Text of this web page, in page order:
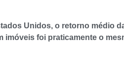
Unidos, o retorno médio
imóveis foi praticamente o